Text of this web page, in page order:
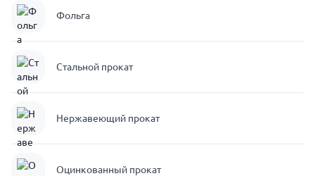
Фольга
Стальной прокат
Нержавеющий прокат
Оцинкованный прокат